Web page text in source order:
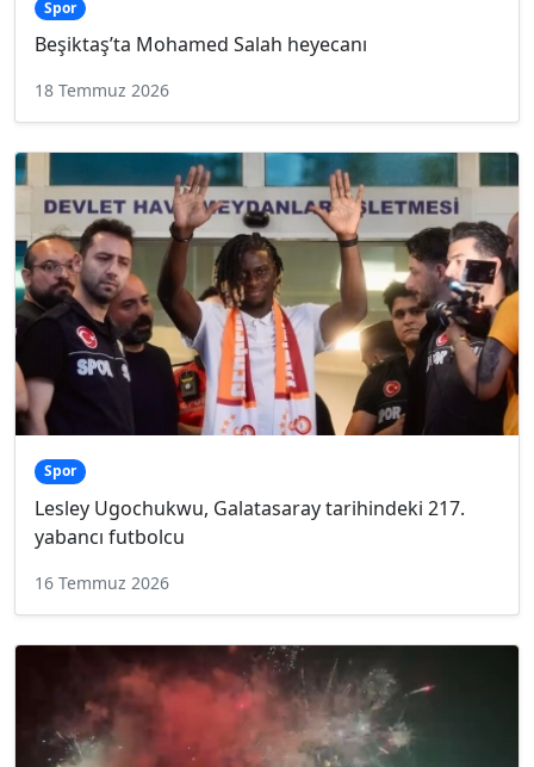
Spor
Beşiktaş’ta Mohamed Salah heyecanı
18 Temmuz 2026
Spor
Lesley Ugochukwu, Galatasaray tarihindeki 217.
yabancı futbolcu
16 Temmuz 2026